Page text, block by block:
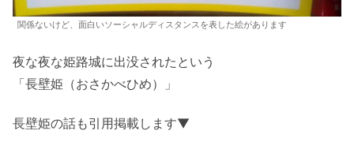
関係ないけど、面白いソーシャルディスタンスを表した絵があります
夜な夜な姫路城に出没されたという
「長壁姫（おさかべひめ）」
長壁姫の話も引用掲載します▼